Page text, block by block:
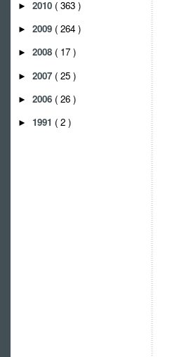
► 2010 ( 363 )
► 2009 ( 264 )
► 2008 ( 17 )
► 2007 ( 25 )
► 2006 ( 26 )
► 1991 ( 2 )